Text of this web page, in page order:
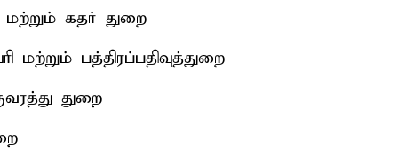
மற்றும் கதர் துறை
பத்திரப்பதிவுத்துறை
துறை